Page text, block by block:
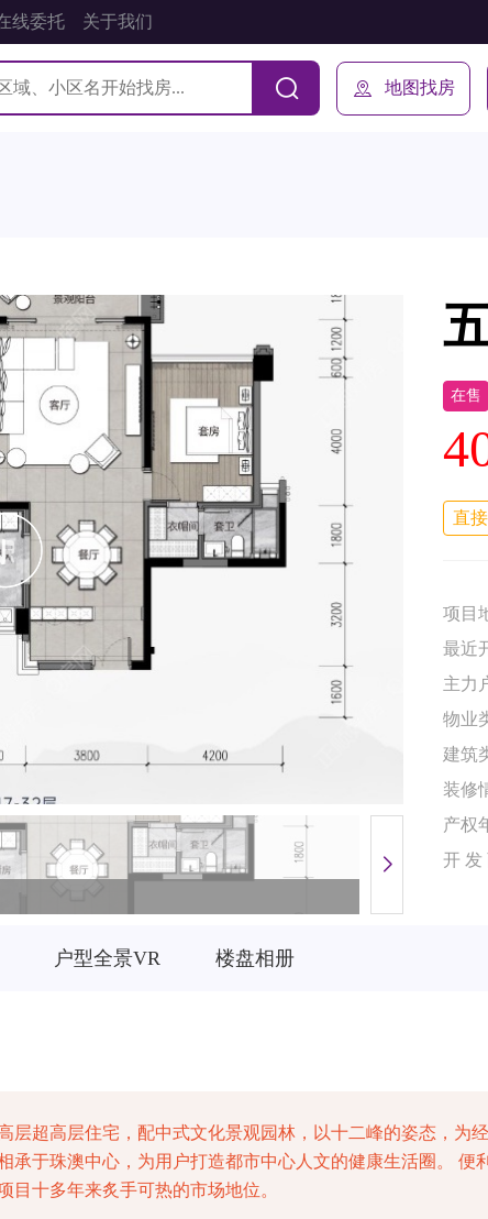
线委托 关于我们
地图找房
在售
直
项目
最近
主力
物业
建筑
装修
产权
开 发
户型全景VR 楼盘相册
层超高层住宅，配中式文化景观园林，以十二峰的姿态，为
承于珠澳中心，为用户打造都市中心人文的健康生活圈。 便
十多年来炙手可热的市场地位。